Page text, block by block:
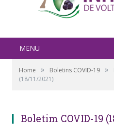
MENU
Home » Boletins COVID-19 »
(18/11/2021)
Boletim COVID-19